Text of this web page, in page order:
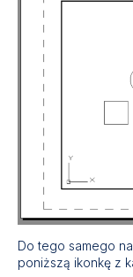
Do tego samego
poniższą ikonkę z